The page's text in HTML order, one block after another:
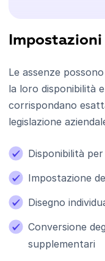
Le assenze
la loro disponibilità
corrispondano
legislazione
Disponibilità
Impostazione
Disegno
Conversione
supplementari